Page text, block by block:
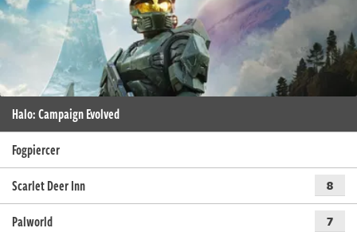
Halo: Campaign Evolved
Fogpiercer
Scarlet Deer Inn
8
Palworld 7